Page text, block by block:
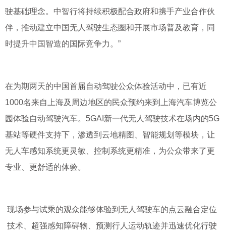
驶基础理念。中智行将持续积极配合政府和携手产业合作伙
伴，推动建立中国无人驾驶生态圈和开展市场普及教育，同
时提升中国智造的国际竞争力。”
在为期两天的中国首届自动驾驶公众体验活动中，已有近
1000名来自上海及周边地区的民众预约来到上海汽车博览公
园体验自动驾驶汽车。5GAI新一代无人驾驶技术在场内的5G
基站等硬件支持下，渗透到云地精图、智能规划等模块，让
无人车感知系统更灵敏、控制系统更精准，为公众带来了更
专业、更舒适的体验。
现场参与试乘的观众能够体验到无人驾驶车的点云融合定位
技术、超强感知障碍物、预测行人运动轨迹并迅速优化行驶